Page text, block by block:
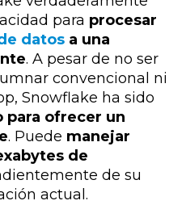
para procesar
datos a una
. A pesar de no ser
convencional ni
Snowflake ha sido
para ofrecer un
. Puede manejar
de
de su
actual.